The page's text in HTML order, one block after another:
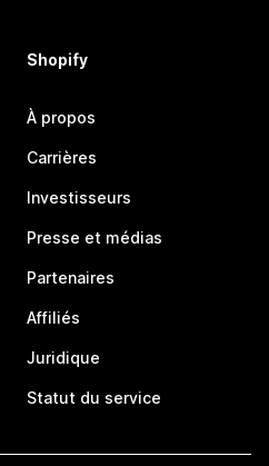
Shopify
À propos
Carrières
Investisseurs
Presse et médias
Partenaires
Affiliés
Juridique
Statut du service